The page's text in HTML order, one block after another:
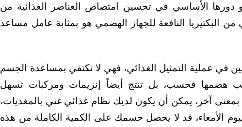
دورها الأساسي في تحسين امتصاص العناصر الغذائية من
البكتيريا النافعة للجهاز الهضمي هو بمثابة عامل مساعد
في عملية التمثيل الغذائي، فهي لا تكتفي بمساعدة الجسم
هضمها فحسب، بل تنتج أيضاً إنزيمات ومركبات تسهل
بمعنى آخر، يمكن أن يكون لديك نظام غذائي غني بالمغذيات،
الأمعاء، قد لا يحصل جسمك على الكمية الكاملة من هذه